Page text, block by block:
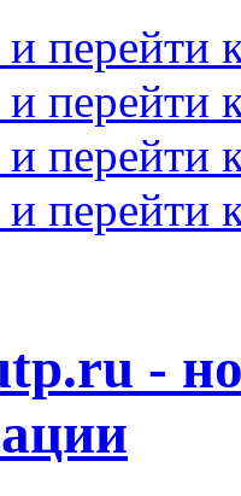
перейти
перейти
перейти
перейти
-